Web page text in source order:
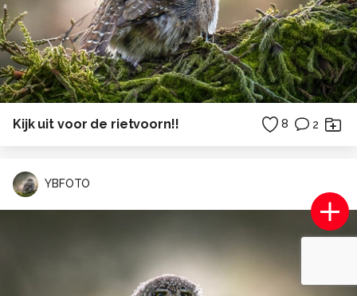
Kijk uit voor de rietvoorn!! 8 2
YBFOTO